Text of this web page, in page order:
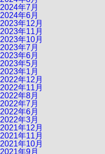
2024年7月
2024年6月
2023年12月
2023年11月
2023年10月
2023年7月
2023年6月
2023年5月
2023年1月
2022年12月
2022年11月
2022年8月
2022年7月
2022年6月
2022年3月
2021年12月
2021年11月
2021年10月
2021年9月